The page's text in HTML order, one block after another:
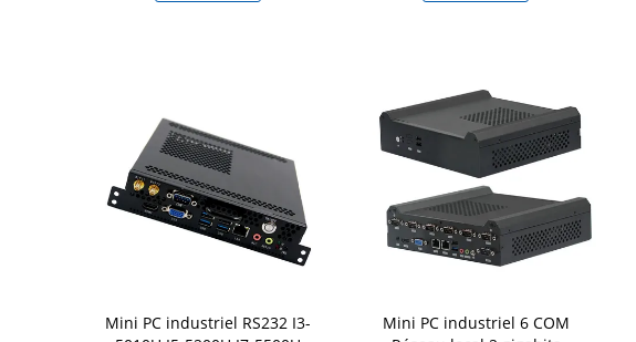
Mini PC industriel RS232 I3-
Mini PC industriel 6 COM